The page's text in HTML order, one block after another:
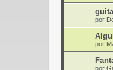
por
por
por